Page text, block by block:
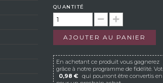
QUANTITÉ
AJOUTER AU PANIER
En achetant ce produit vous gagnerez
grâce à notre programme de fidélité.
0,98 € qui pourront être convertis